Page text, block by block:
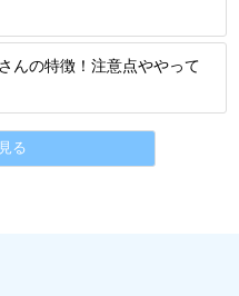
んの特徴！注意点ややって
る